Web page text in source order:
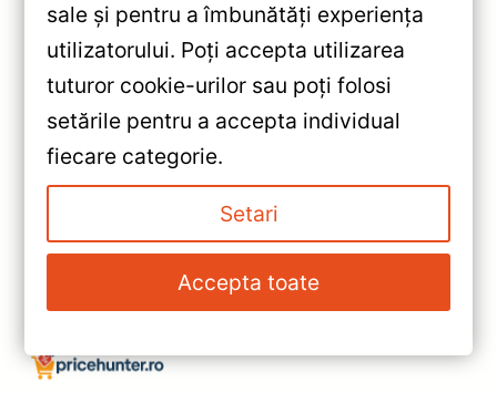
«Navigație Auto Teyes CC3 2K
Mercedes-Benz S Class W220
1998-2005 — Recenzie
Detaliată, Performanță și
Conectivitate Avansată
Navigație Auto Teyes CC2 Plus
Mercedes-Benz S Class W220
6+128GB – Recenzie Detaliată,
Performanțe și Conectivitate
Avansată
sale și pentru a îmbunătăți experiența
utilizatorului. Poți accepta utilizarea
tuturor cookie-urilor sau poți folosi
setările pentru a accepta individual
fiecare categorie.
Setari
Accepta toate